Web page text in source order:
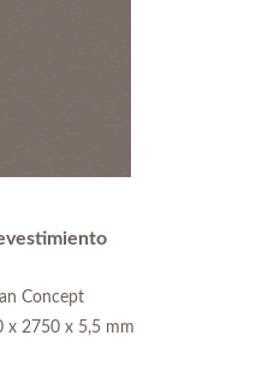
Concept
x 2750 x 5,5 mm